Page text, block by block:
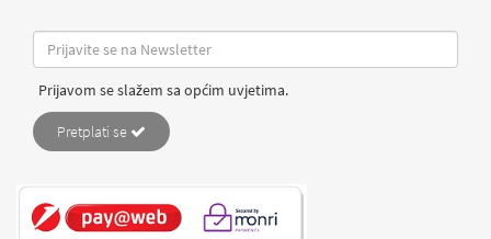
Prijavom se slažem sa općim uvjetima.
Pretplati se